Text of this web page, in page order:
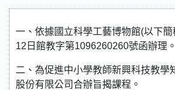
一、依據國立科學工藝博物館(以下簡
12日館教字第1096260260號函辦理。
二、為促進中小學教師新興科技教學
股份有限公司合辦旨揭課程。